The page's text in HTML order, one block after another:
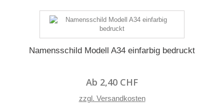
Namensschild Modell A34 einfarbig bedruckt
Ab 2,40 CHF
zzgl. Versandkosten